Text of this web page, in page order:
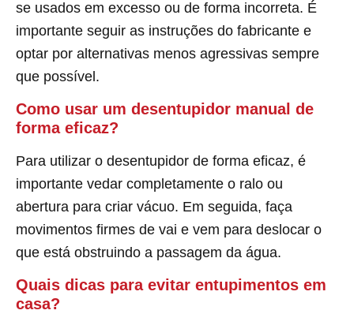
se usados em excesso ou de forma incorreta. É
importante seguir as instruções do fabricante e
optar por alternativas menos agressivas sempre
que possível.
Como usar um desentupidor manual de
forma eficaz?
Para utilizar o desentupidor de forma eficaz, é
importante vedar completamente o ralo ou
abertura para criar vácuo. Em seguida, faça
movimentos firmes de vai e vem para deslocar o
que está obstruindo a passagem da água.
Quais dicas para evitar entupimentos em
casa?